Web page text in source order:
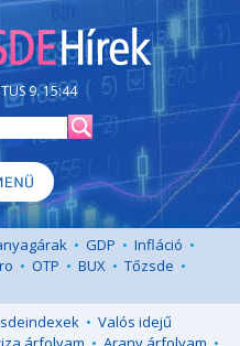
9. 15:44
• GDP • Infláció •
• OTP • BUX • Tőzsde •
• Valós idejű